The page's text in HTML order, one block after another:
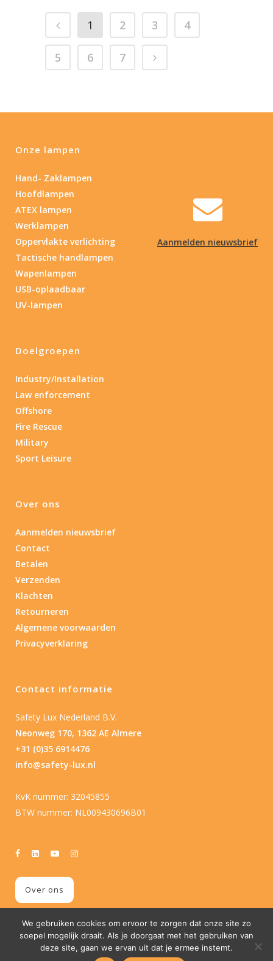
Aanmelden nieuwsbrief
1 2 3 4
5 6 7
Onze lampen
Hand- Zaklampen
Hoofdlampen
ATEX lampen
Werklampen
Oppervlakte verlichting
Tactische handlampen
Wapenlampen
USB-oplaadbaar
UV-lampen
Doelgroepen
Industry/Installation
Law enforcement
Offshore
Fire Rescue
Military
Sport Leisure
Over ons
Aanmelden nieuwsbrief
Contact
Betalen
Verzenden
Klachten
Retourneren
Algemene voorwaarden
Privacyverklaring
Contact informatie
Safety Lux Nederland B.V.
Neonweg 170, 1362 AE Almere
+31 (0)35 6914476
info@safety-lux.nl
KvK nummer: 32045855
BTW nummer: NL009430696B01
Over ons
We gebruiken cookies om ervoor te zorgen dat onze site zo
soepel mogelijk draait. Als je doorgaat met het gebruiken van
deze site, gaan we ervan uit dat je ermee instemt.